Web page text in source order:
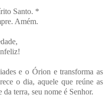
Santo. *
Amém.
e o Órion e transforma as
o dia, aquele que reúne as
da terra, seu nome é Senhor.